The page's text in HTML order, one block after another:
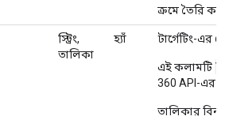
ক্রমে তৈরি করা
স্ট্রিং,
তালিকা
হ্যাঁ টার্গেটিং-এর
এই কলামটি
360 API-এর
তালিকার